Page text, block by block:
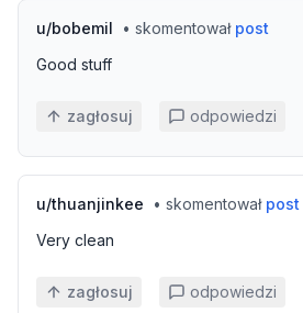
u/bobemil • skomentował post
Good stuff
zagłosuj odpowiedzi
u/thuanjinkee • skomentował post
Very clean
zagłosuj odpowiedzi